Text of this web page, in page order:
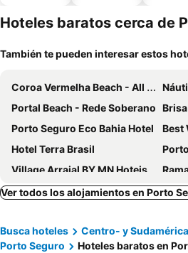
Hoteles baratos cerca de
También te pueden interesar estos
Coroa Vermelha Beach - All Inclusive
Portal Beach - Rede Soberano
Porto Seguro Eco Bahia Hotel
Best
Hotel Terra Brasil
Village Arraial BY MN Hoteis
Arraial Bangalô Praia Hotel
Hotel Espelho D'Água Arraial e Beach Club
Ver todos los alojamientos en Porto
Busca hoteles Centro- y Sudamérica
Porto Seguro
Hoteles baratos en